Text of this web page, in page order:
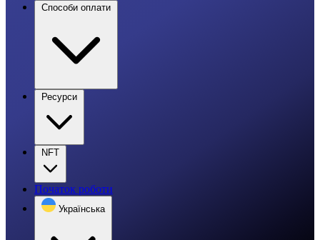
Способи оплати
Ресурси
NFT
Початок роботи
Українська